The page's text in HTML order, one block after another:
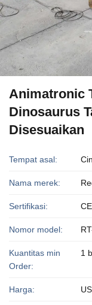
Animatronic
Dinosaurus
Disesuaikan
Tempat asal:
Nama merek:
Sertifikasi:
Nomor model:
Kuantitas min
Order:
1
Harga: